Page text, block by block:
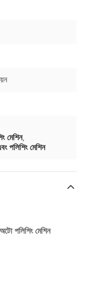
মেশিন,
পলিশিং মেশিন
পলিশিং মেশিন